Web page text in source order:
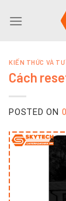
KIẾN THỨC VÀ TƯ
Cách
POSTED ON